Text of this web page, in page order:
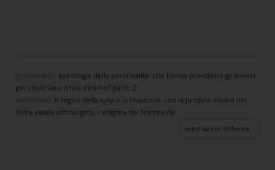
precedente: astrologia della personalità: che forma prendono gli eventi
per realizzare il tuo destino? parte 2
il segno della luna e la relazione con la propria madre nel
tema natale astrologico: l'enigma del femminile
seminari in differita